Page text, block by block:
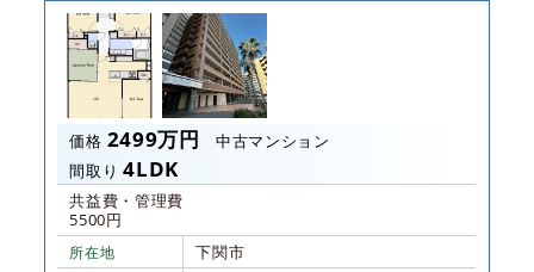
価格 2499万円
中古マンション
間取り 4LDK
共益費・管理費
5500円
所在地 下関市